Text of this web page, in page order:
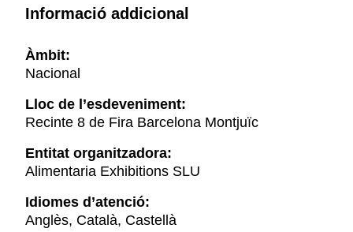
Informació addicional
Àmbit:
Nacional
Lloc de l’esdeveniment:
Recinte 8 de Fira Barcelona Montjuïc
Entitat organitzadora:
Alimentaria Exhibitions SLU
Idiomes d’atenció:
Anglès, Català, Castellà